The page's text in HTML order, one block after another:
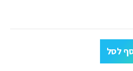
לסל